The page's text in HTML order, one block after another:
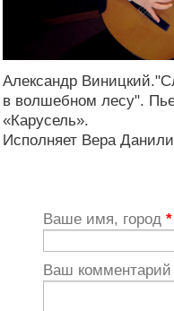
Александр
в волшебном лесу".
«Карусель».
Исполняет Вера
Ваше имя, город *
Ваш